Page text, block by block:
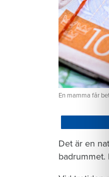
En mamma får
Det är en
badrummet.